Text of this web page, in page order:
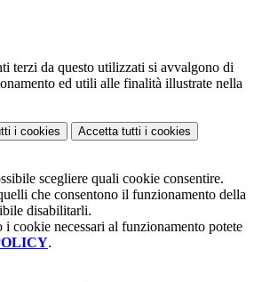
terzi da questo utilizzati si avvalgono di
ed utili alle finalità illustrate nella
i cookies Accetta tutti i cookies
scegliere quali cookie consentire.
che consentono il funzionamento della
disabilitarli.
i cookie necessari al funzionamento potete
.